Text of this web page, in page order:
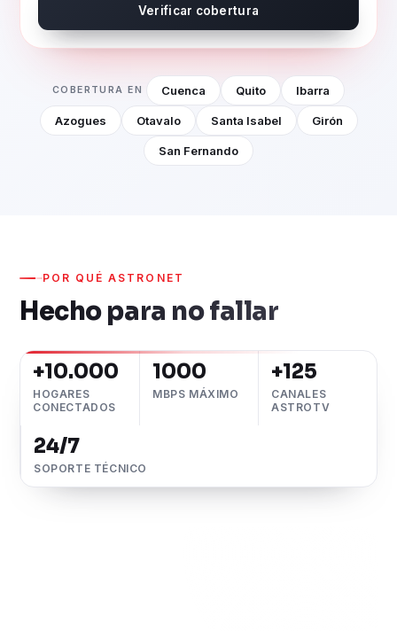
Verificar cobertura
COBERTURA EN Cuenca Quito Ibarra
Azogues Otavalo Santa Isabel Girón
San Fernando
POR QUÉ ASTRONET
Hecho para no fallar
+10.000
HOGARES
CONECTADOS
1000
MBPS MÁXIMO
+125
CANALES
ASTROTV
24/7
SOPORTE TÉCNICO